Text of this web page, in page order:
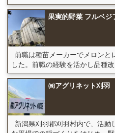
果実的野菜 フルベジ
前職は種苗メーカーでメロンと
した。前職の経験を活かし品種
㈱アグリネット刈羽
新潟県刈羽郡刈羽村内で、活動